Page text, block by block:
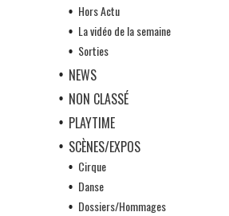
Hors Actu
La vidéo de la semaine
Sorties
NEWS
NON CLASSÉ
PLAYTIME
SCÈNES/EXPOS
Cirque
Danse
Dossiers/Hommages